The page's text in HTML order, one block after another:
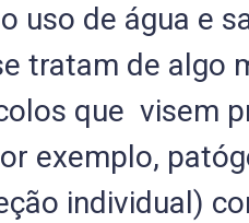
uso de água e
tratam de algo
que visem
exemplo,
individual)